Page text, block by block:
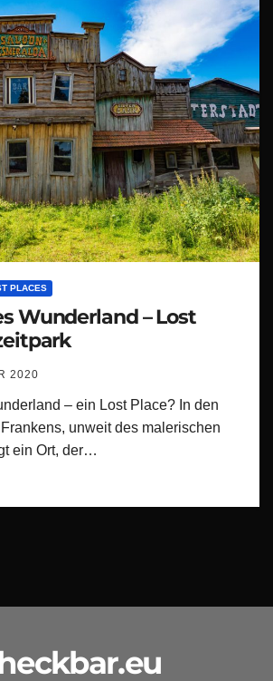
PLACES
Wunderland – Lost
2020
– ein Lost Place? In den
unweit des malerischen
ein Ort, der…